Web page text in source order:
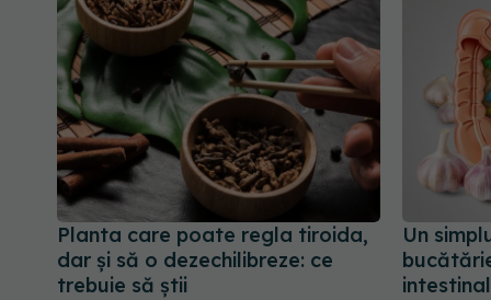
Planta care poate regla tiroida,
dar și să o dezechilibreze: ce
trebuie să știi
Un